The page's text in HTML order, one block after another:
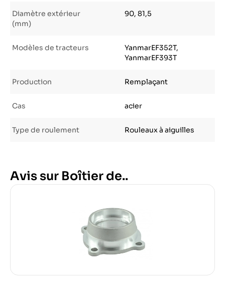
Diamètre extérieur
(mm)
90, 81,5
Modèles de tracteurs
YanmarEF352T,
YanmarEF393T
Production Remplaçant
Cas acier
Type de roulement Rouleaux à aiguilles
Avis sur Boîtier de..